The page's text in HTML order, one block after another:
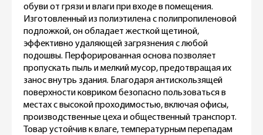
обуви от грязи и влаги при входе в помещения.
Изготовленный из полиэтилена с полипропиленовой
подложкой, он обладает жесткой щетиной,
эффективно удаляющей загрязнения с любой
подошвы. Перфорированная основа позволяет
пропускать пыль и мелкий мусор, предотвращая их
занос внутрь здания. Благодаря антискользящей
поверхности ковриком безопасно пользоваться в
местах с высокой проходимостью, включая офисы,
производственные цеха и общественный транспорт.
Товар устойчив к влаге, температурным перепадам